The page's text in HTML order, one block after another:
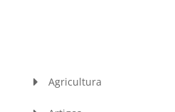
Agricultura